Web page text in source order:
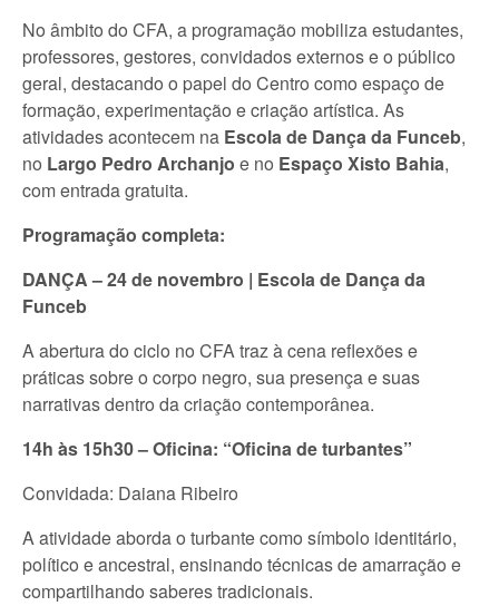
No âmbito do CFA, a programação mobiliza estudantes,
professores, gestores, convidados externos e o público
geral, destacando o papel do Centro como espaço de
formação, experimentação e criação artística. As
atividades acontecem na Escola de Dança da Funceb,
no Largo Pedro Archanjo e no Espaço Xisto Bahia,
com entrada gratuita.
Programação completa:
DANÇA – 24 de novembro | Escola de Dança da
Funceb
A abertura do ciclo no CFA traz à cena reflexões e
práticas sobre o corpo negro, sua presença e suas
narrativas dentro da criação contemporânea.
14h às 15h30 – Oficina: “Oficina de turbantes”
Convidada: Daiana Ribeiro
A atividade aborda o turbante como símbolo identitário,
político e ancestral, ensinando técnicas de amarração e
compartilhando saberes tradicionais.